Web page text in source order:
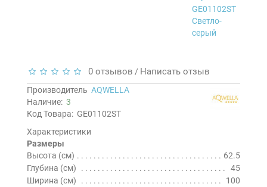
0 отзывов / Написать отзыв
Производитель AQWELLA
Наличие: 3
Код Товара: GE01102ST
Характеристики
Размеры
Высота (см)
62.5
Глубина (см)
45
Ширина (см)
100